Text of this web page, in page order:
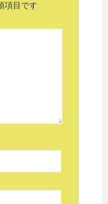
項目です